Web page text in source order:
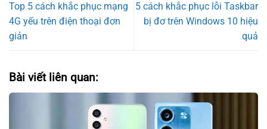
Top 5 cách khắc phục mạng
4G yếu trên điện thoại đơn
giản
5 cách khắc phục lỗi Taskbar
bị đơ trên Windows 10 hiệu
quả
Bài viết liên quan: